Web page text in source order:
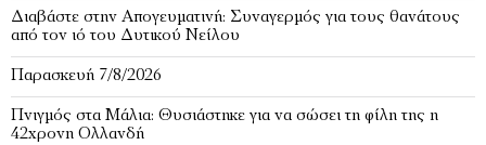
Διαβάστε στην Απογευματινή: Συναγερμός για τους θανάτους
από τον ιό του Δυτικού Νείλου
Παρασκευή 7/8/2026
Πνιγμός στα Μάλια: Θυσιάστηκε για να σώσει τη φίλη της η
42χρονη Ολλανδή